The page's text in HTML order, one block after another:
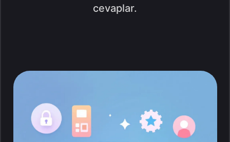
cevaplar.